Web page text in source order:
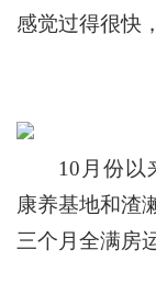
感觉过得很快
10月份以
康养基地和渣
三个月全满房